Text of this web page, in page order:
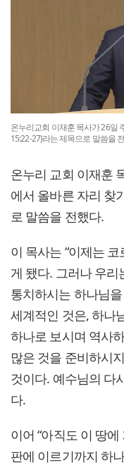
온누리교회 이재훈 목사가 26일
15:22-27)라는 제목으로 말씀을
온누리 교회 이재훈
에서 올바른 자리 찾
로 말씀을 전했다.
이 목사는 “이제는
게 됐다. 그러나 우
통치하시는 하나님
세계적인 것은, 하나
하나로 보시며 역사
많은 것을 준비하시
것이다. 예수님의 다
다.
이어 “아직도 이 땅
판에 이르기까지 하